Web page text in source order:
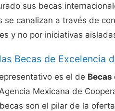
sus becas
se canalizan a través de
y no por iniciativas
Becas de Excelencia
es el de Becas
Mexicana de
becas son el pilar de la